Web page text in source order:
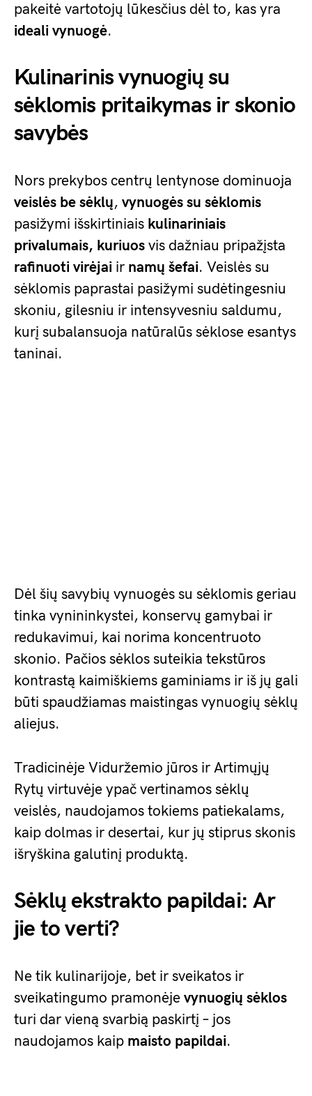
pakeitė vartotojų lūkesčius dėl to, kas yra
ideali vynuogė.
Kulinarinis vynuogių su
sėklomis pritaikymas ir skonio
savybės
Nors prekybos centrų lentynose dominuoja
veislės be sėklų, vynuogės su sėklomis
pasižymi išskirtiniais kulinariniais
privalumais, kuriuos vis dažniau pripažįsta
rafinuoti virėjai ir namų šefai. Veislės su
sėklomis paprastai pasižymi sudėtingesniu
skoniu, gilesniu ir intensyvesniu saldumu,
kurį subalansuoja natūralūs sėklose esantys
taninai.
Dėl šių savybių vynuogės su sėklomis geriau
tinka vynininkystei, konservų gamybai ir
redukavimui, kai norima koncentruoto
skonio. Pačios sėklos suteikia tekstūros
kontrastą kaimiškiems gaminiams ir iš jų gali
būti spaudžiamas maistingas vynuogių sėklų
aliejus.
Tradicinėje Viduržemio jūros ir Artimųjų
Rytų virtuvėje ypač vertinamos sėklų
veislės, naudojamos tokiems patiekalams,
kaip dolmas ir desertai, kur jų stiprus skonis
išryškina galutinį produktą.
Sėklų ekstrakto papildai: Ar
jie to verti?
Ne tik kulinarijoje, bet ir sveikatos ir
sveikatingumo pramonėje vynuogių sėklos
turi dar vieną svarbią paskirtį – jos
naudojamos kaip maisto papildai.